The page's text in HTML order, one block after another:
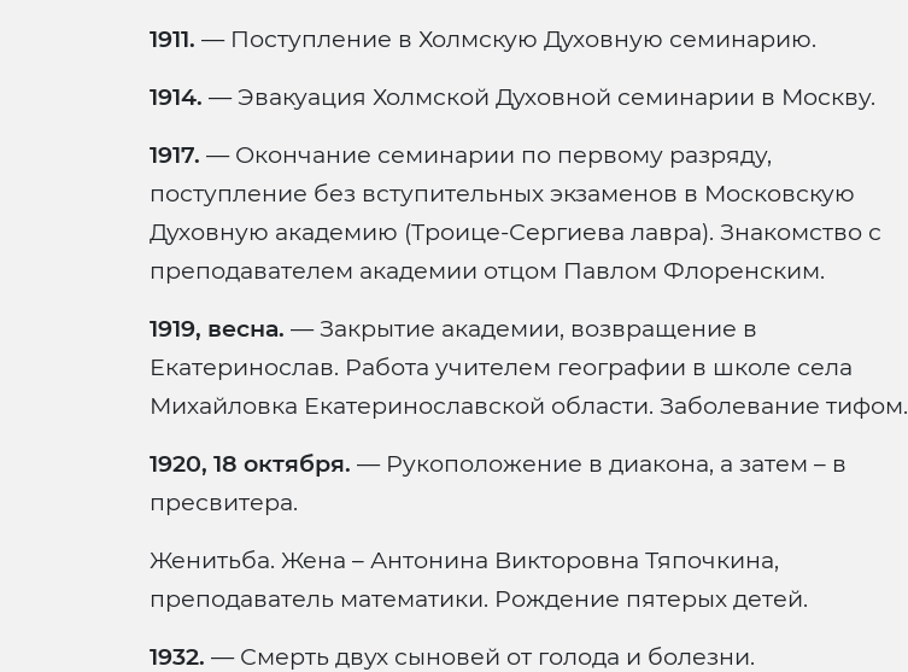
1911. — Поступление в Холмскую Духовную семинарию.
1914. — Эвакуация Холмской Духовной семинарии в Москву.
1917. — Окончание семинарии по первому разряду,
поступление без вступительных экзаменов в Московскую
Духовную академию (Троице-Сергиева лавра). Знакомство с
преподавателем академии отцом Павлом Флоренским.
1919, весна. — Закрытие академии, возвращение в
Екатеринослав. Работа учителем географии в школе села
Михайловка Екатеринославской области. Заболевание тифом.
1920, 18 октября. — Рукоположение в диакона, а затем – в
пресвитера.
Женитьба. Жена – Антонина Викторовна Тяпочкина,
преподаватель математики. Рождение пятерых детей.
1932. — Смерть двух сыновей от голода и болезни.